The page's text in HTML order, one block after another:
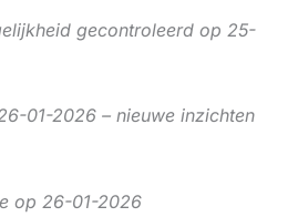
gecontroleerd op 25-
01-2026 – nieuwe inzichten
op 26-01-2026